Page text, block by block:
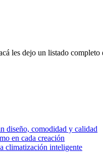
les dejo un listado
diseño, comodidad y calidad
en cada creación
climatización inteligente